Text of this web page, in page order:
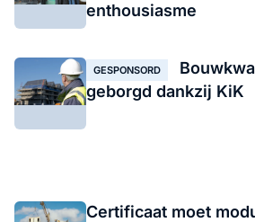
enthousiasme
GESPONSORD
geborgd dankzij KiK
Certificaat moet